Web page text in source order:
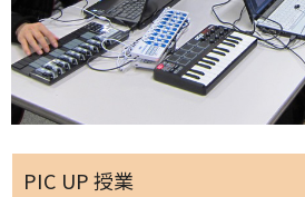
PIC UP 授業